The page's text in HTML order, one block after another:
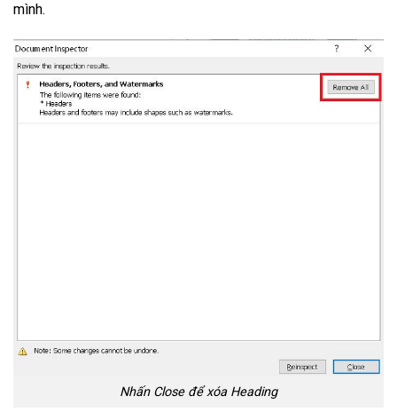
mình.
Nhấn Close để xóa Heading